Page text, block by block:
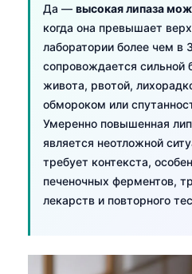
Да — высокая липаза
когда она превышает
лаборатории более чем в
сопровождается сильной
живота, рвотой,
обмороком или
Умеренно повышенная
является неотложной
требует контекста,
печеночных ферментов,
лекарств и повторного